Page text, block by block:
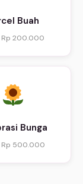
Buah
Rp 200.000
Bunga
Rp 500.000